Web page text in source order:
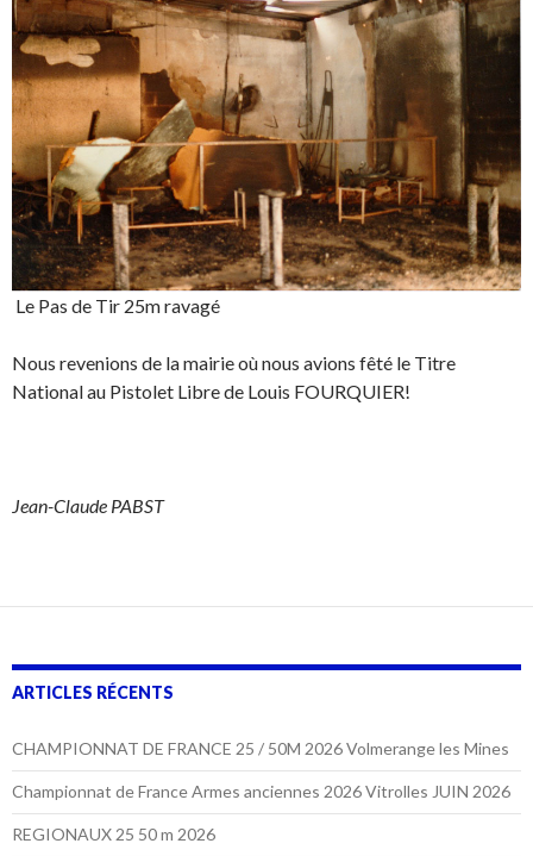
Le Pas de Tir 25m ravagé
Nous revenions de la mairie où nous avions fêté le Titre
National au Pistolet Libre de Louis FOURQUIER!
Jean-Claude PABST
ARTICLES RÉCENTS
CHAMPIONNAT DE FRANCE 25 / 50M 2026 Volmerange les Mines
Championnat de France Armes anciennes 2026 Vitrolles JUIN 2026
REGIONAUX 25 50 m 2026